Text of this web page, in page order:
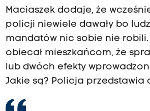
Maciaszek dodaje, że
policji niewiele dawały bo
mandatów nic sobie nie robili.
obiecał mieszkańcom, że
lub dwóch efekty
Jakie są? Policja przedstawia